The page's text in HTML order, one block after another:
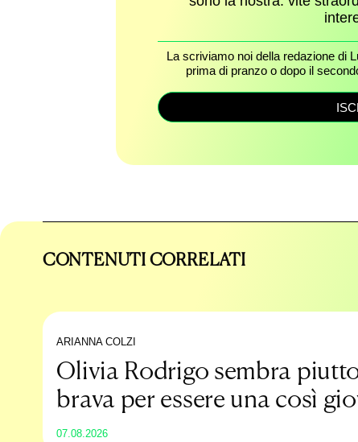
La scriviamo noi della redazione di
prima di pranzo o dopo il
CONTENUTI CORRELATI
ARIANNA COLZI
Olivia Rodrigo sembra
brava per essere una così
promessa
07.08.2026